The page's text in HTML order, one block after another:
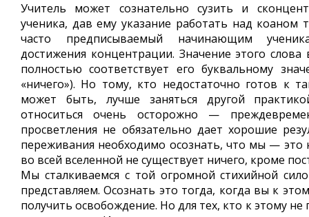
Учитель может сознательно сузить и
ученика, дав ему указание работать над
часто предписываемый начинающим
достижения концентрации. Значение этого
полностью соответствует его буквальному
«ничего»). Но тому, кто недостаточно готов к
может быть, лучше заняться другой
относиться очень осторожно —
просветления не обязательно дает хорошие
переживания необходимо осознать, что мы — это
во всей вселенной не существует ничего, кроме
Мы сталкиваемся с той огромной стихийной
представляем. Осознать это тогда, когда вы к
получить освобождение. Но для тех, кто к этому